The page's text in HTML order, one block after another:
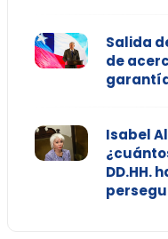
Salida
de
Isabel
DD.HH.